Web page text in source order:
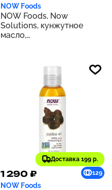
NOW Foods
NOW Foods, Now
Solutions, кунжутное
масло,
Доставка 199 р.
1 290 ₽ 129
NOW Foods